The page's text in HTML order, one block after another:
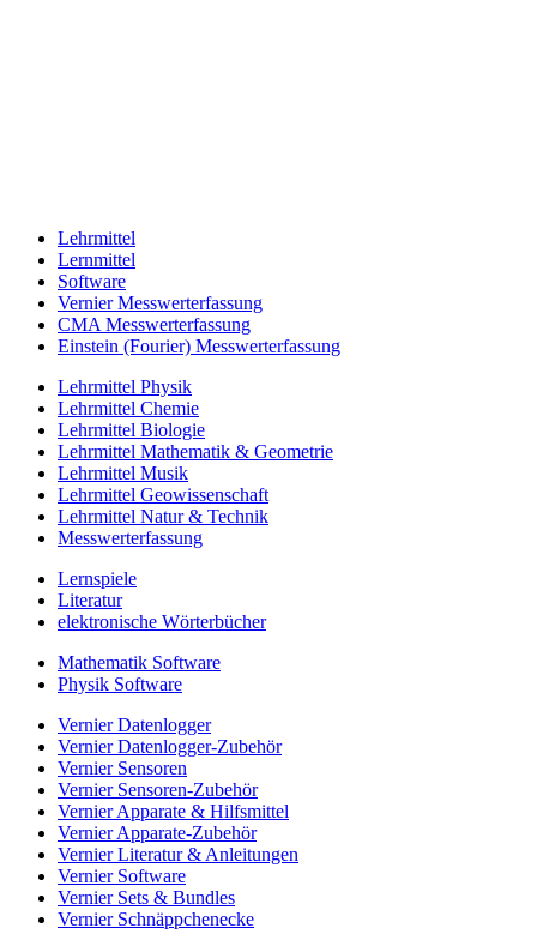
Lehrmittel
Lernmittel
Software
Vernier Messwerterfassung
CMA Messwerterfassung
Einstein (Fourier) Messwerterfassung
Lehrmittel Physik
Lehrmittel Chemie
Lehrmittel Biologie
Lehrmittel Mathematik & Geometrie
Lehrmittel Musik
Lehrmittel Geowissenschaft
Lehrmittel Natur & Technik
Messwerterfassung
Lernspiele
Literatur
elektronische Wörterbücher
Mathematik Software
Physik Software
Vernier Datenlogger
Vernier Datenlogger-Zubehör
Vernier Sensoren
Vernier Sensoren-Zubehör
Vernier Apparate & Hilfsmittel
Vernier Apparate-Zubehör
Vernier Literatur & Anleitungen
Vernier Software
Vernier Sets & Bundles
Vernier Schnäppchenecke